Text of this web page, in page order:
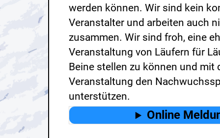
werden können. Wir sind kein
Veranstalter und arbeiten auch
zusammen. Wir sind froh, eine
Veranstaltung von Läufern für
Beine stellen zu können und mit
Veranstaltung den
unterstützen.
Online